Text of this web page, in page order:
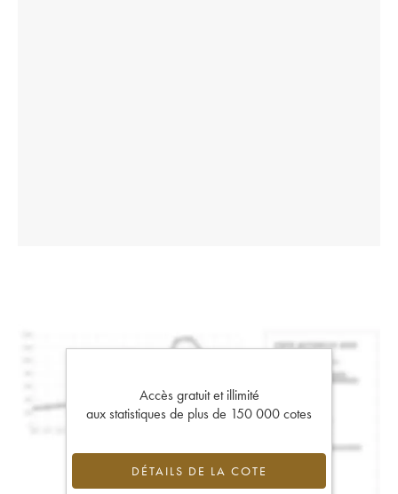
Accès gratuit et illimité
aux statistiques de plus de 150 000 cotes
DÉTAILS DE LA COTE